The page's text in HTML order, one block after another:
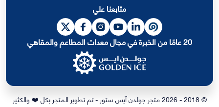
متابعنا علي
20 عامًا من الخبرة في مجال معدات المطاعم والمقاهي
© 2018 - 2026 متجر جولدن آيس ستور - تم تطوير المتجر بكل ❤️ والكثير